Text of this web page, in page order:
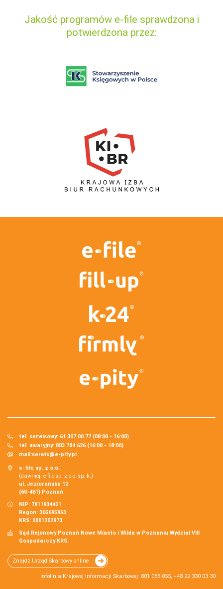
Jakość programów e-file sprawdzona i
potwierdzona przez:
tel. serwisowy: 61 307 00 77 (08:00 - 16:00)
tel. awaryjny: 883 784 626 (16:00 - 18:00)
mail:serwis@e-pity.pl
e-file sp. z o.o.
(dawniej: e-file sp. z o.o. sp. k.)
ul. Jeziorańska 12
(60-461) Poznań
NIP: 7811934421
Regon: 365695953
KRS: 0001202973
Sąd Rejonowy Poznań Nowe Miasto i Wilda w Poznaniu Wydział VIII
Gospodarczy KRS.
Znajdź Urząd Skarbowy online
Infolinia Krajowej Informacji Skarbowej: 801 055 055, +48 22 330 03 30